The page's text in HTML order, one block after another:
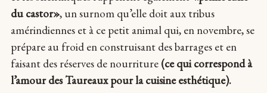
du castor», un surnom qu’elle doit aux tribus
amérindiennes et à ce petit animal qui, en novembre, se
prépare au froid en construisant des barrages et en
faisant des réserves de nourriture (ce qui correspond à
l’amour des Taureaux pour la cuisine esthétique).